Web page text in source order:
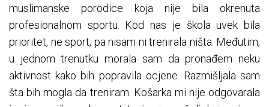
muslimanske porodice koja nije bila okrenuta
profesionalnom sportu. Kod nas je škola uvek bila
prioritet, ne sport, pa nisam ni trenirala ništa. Međutim,
u jednom trenutku morala sam da pronađem neku
aktivnost kako bih popravila ocjene. Razmišljala sam
šta bih mogla da treniram. Košarka mi nije odgovarala